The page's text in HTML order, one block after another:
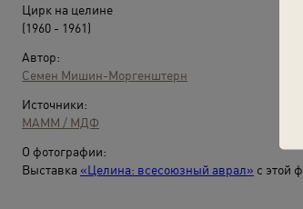
Цирк на целине
(1960 - 1961)
Автор:
Семен Мишин-Моргенштерн
Источники:
МАММ / МДФ
О фотографии:
Выставка «Целина: всесоюзный аврал» с этой